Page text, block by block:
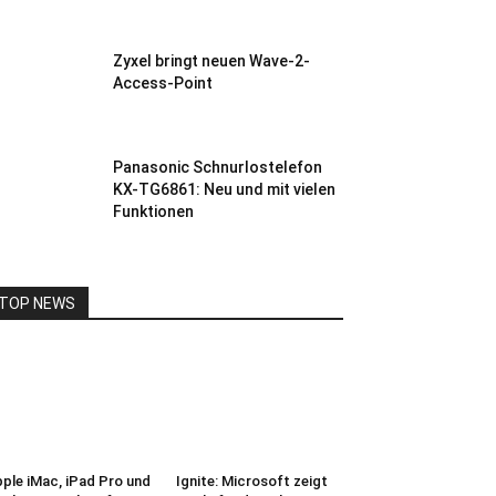
Zyxel bringt neuen Wave-2-
Access-Point
Panasonic Schnurlostelefon
KX-TG6861: Neu und mit vielen
Funktionen
NEWS
iMac, iPad Pro und
Ignite: Microsoft zeigt